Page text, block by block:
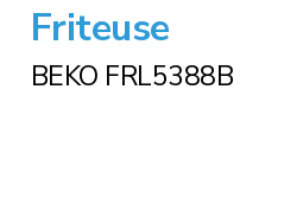
Friteuse
BEKO FRL5388B